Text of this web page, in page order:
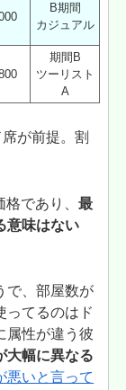
B期間
カジュアル
期間B
ツーリスト
A
が前提。割
格であり、最
意味はない
で、部屋数が
ってるのはド
属性が違う彼
大幅に異なる
悪いと言って